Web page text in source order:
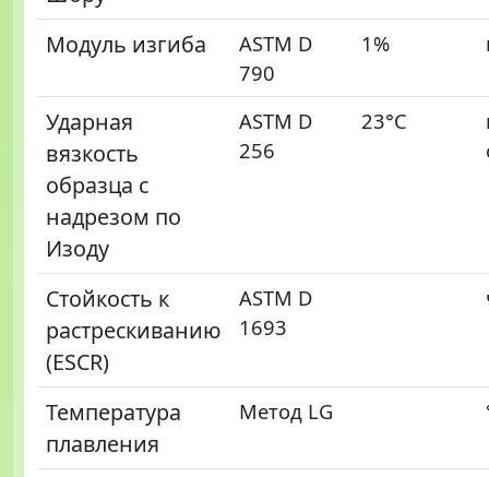
Модуль изгиба
ASTM D
790
1%
Ударная
вязкость
образца с
надрезом по
Изоду
ASTM D
256
23°C
Стойкость к
растрескиванию
(ESCR)
ASTM D
1693
Температура
плавления
Метод LG